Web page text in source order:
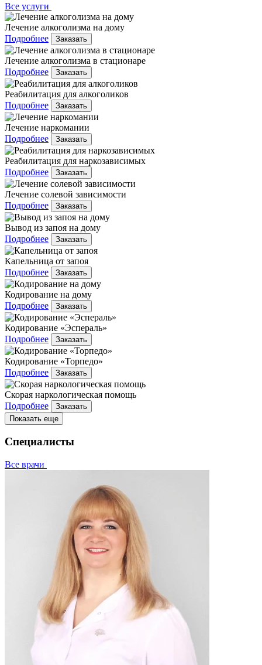
Все услуги
Лечение алкоголизма на дому
Подробнее
Заказать
Лечение алкоголизма в стационаре
Подробнее
Заказать
Реабилитация для алкоголиков
Подробнее
Заказать
Лечение наркомании
Подробнее
Заказать
Реабилитация для наркозависимых
Подробнее
Заказать
Лечение солевой зависимости
Подробнее
Заказать
Вывод из запоя на дому
Подробнее
Заказать
Капельница от запоя
Подробнее
Заказать
Кодирование на дому
Подробнее
Заказать
Кодирование «Эспераль»
Подробнее
Заказать
Кодирование «Торпедо»
Подробнее
Заказать
Скорая наркологическая помощь
Подробнее
Заказать
Показать еще
Специалисты
Все врачи